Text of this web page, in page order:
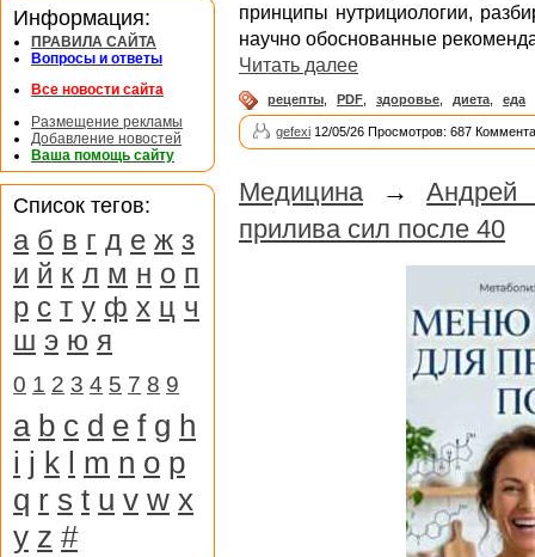
принципы нутрициологии,
научно обоснованные
Читать далее
рецепты PDF здоровье диета еда
gefexi 12/05/26 Просмотров: 687
Медицина →
прилива сил после 40
Информация:
ПРАВИЛА САЙТА
Вопросы и ответы
Все новости сайта
Размещение рекламы
Добавление новостей
Ваша помощь сайту
Список тегов:
а б в г д е ж з
и й к л м н о п
р с т у ф х ц ч
ш э ю я
0 1 2 3 4 5 7 8 9
a b c d e f g h
i j k l m n o p
q r s t u v w x
y z #